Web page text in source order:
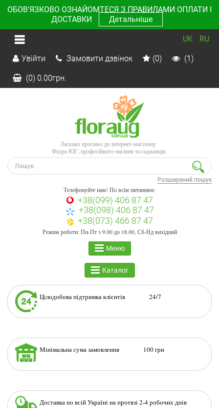
ОБОВ'ЯЗКОВО ОЗНАЙОМТЕСЯ З ПРАВИЛАМИ ОПЛАТИ І
ДОСТАВКИ
Детальніше
UK RU
Увійти Замовити дзвінок (0) (1)
(0) 0.00грн.
Ласкаво просимо до інтернет-магазину
Флора ЮГ, професійного насіння та саджанців.
Розширений пошук
Телефонуйте нам! По всім питанням:
+38(099) 406 87 47
+38(098) 406 87 47
+38(073) 466 87 47
Режим роботи: Пн-Пт з 9.00 до 18.00, Сб-Нд вихідний
Меню
Каталог
Цілодобова підтримка клієнтів 24/7
Мінімальна сума замовлення 100 грн
Доставка по всій Україні на протязі 2-4 робочих днів